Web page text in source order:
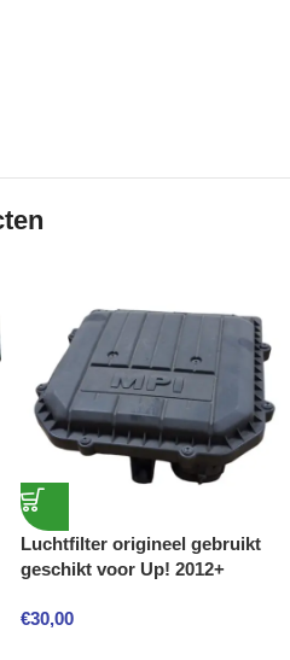
Luchtfilter origineel gebruikt
geschikt voor Up! 2012+
€30,00